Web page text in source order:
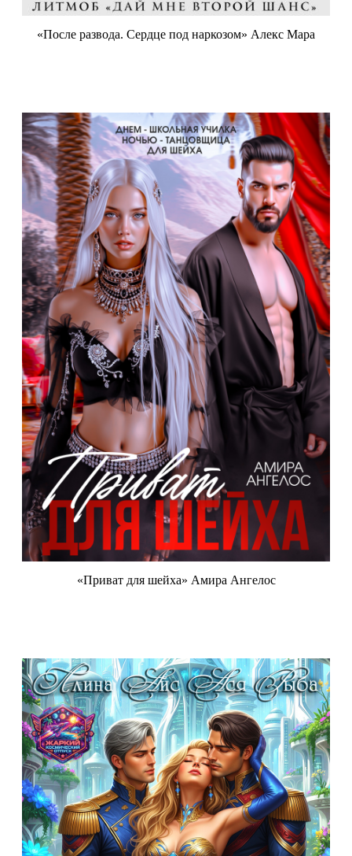
«После развода. Сердце под наркозом» Алекс Мара
«Приват для шейха» Амира Ангелос